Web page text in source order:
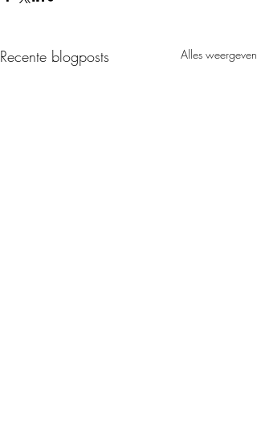
Recente blogposts Alles weergeven